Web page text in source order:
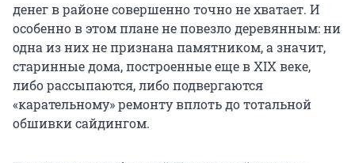
денег в районе совершенно точно не хватает. И
особенно в этом плане не повезло деревянным: ни
одна из них не признана памятником, а значит,
старинные дома, построенные еще в XIX веке,
либо рассыпаются, либо подвергаются
«карательному» ремонту вплоть до тотальной
обшивки сайдингом.